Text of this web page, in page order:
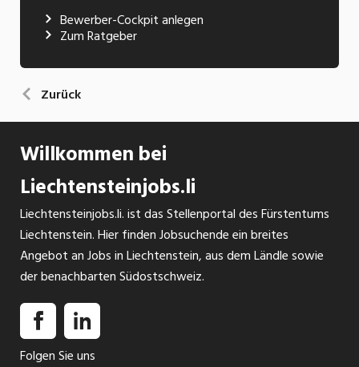
Bewerber-Cockpit anlegen
Zum Ratgeber
Zurück
Willkommen bei
Liechtensteinjobs.li
Liechtensteinjobs.li. ist das Stellenportal des Fürstentums
Liechtenstein. Hier finden Jobsuchende ein breites
Angebot an Jobs in Liechtenstein, aus dem Ländle sowie
der benachbarten Südostschweiz.
Folgen Sie uns